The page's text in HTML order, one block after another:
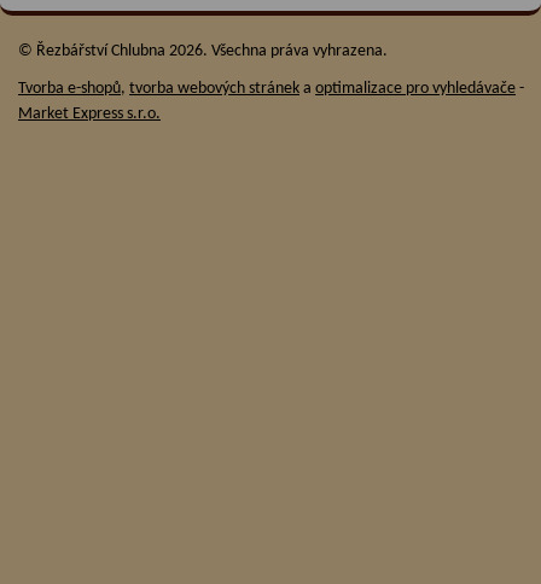
© Řezbářství Chlubna 2026. Všechna práva vyhrazena.
Tvorba e-shopů, tvorba webových stránek a optimalizace pro vyhledávače -
Market Express s.r.o.